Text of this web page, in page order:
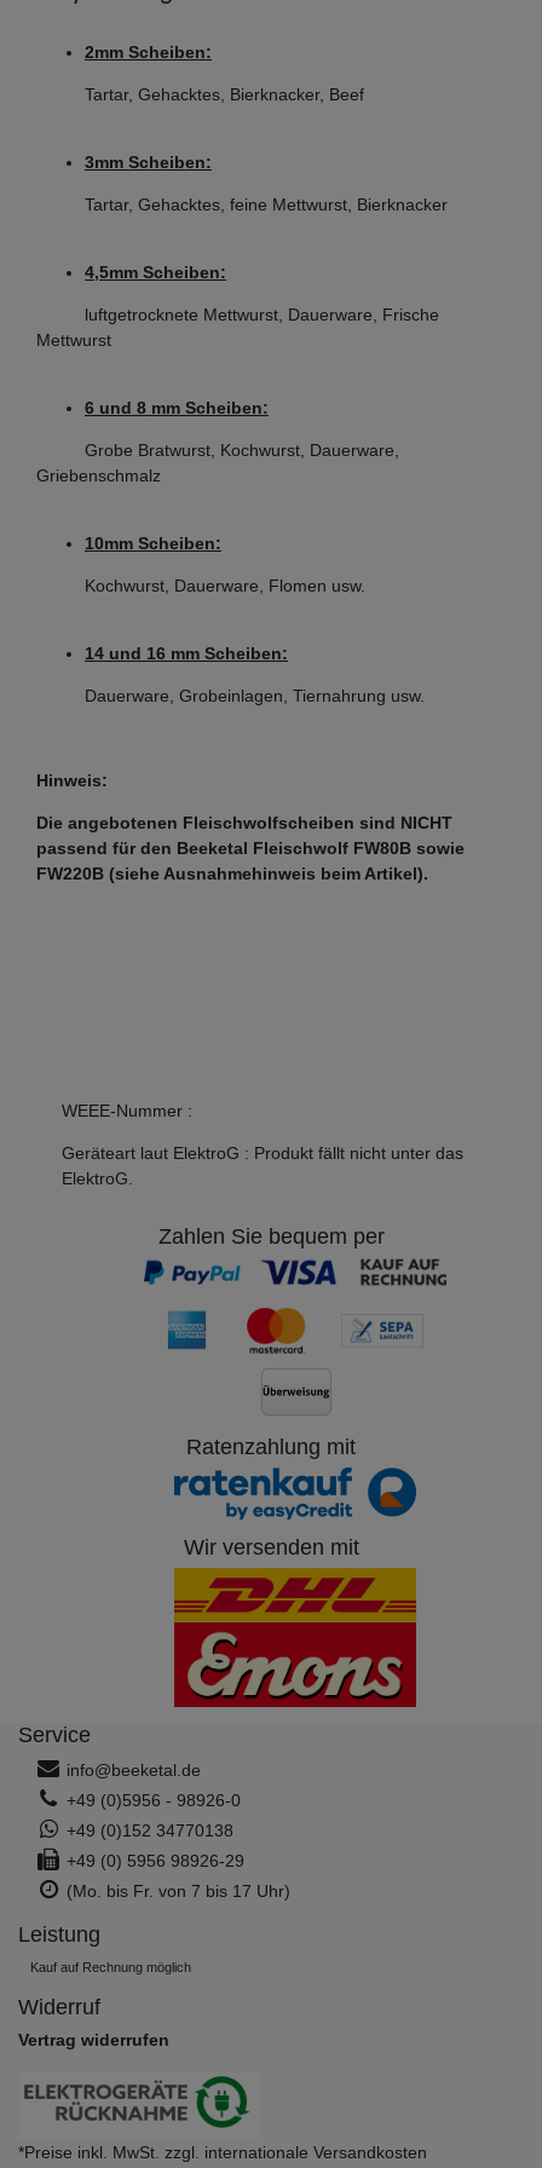
(Beispielbild)
Enterprise Gr. 22 ohne / mit Nabe:
Bohrungsdurchmesser Scheibe: 11,5 mm
Lochdurchmesser: von 2 - 16 mm wählbar
passend für Beeketal Fleischwolf FW1100
passend für Beeketal Fleischwolf FW220B
Scheibendurchmesser: 82 mm
2mm Scheiben:
Tartar, Gehacktes, Bierknacker, Beef
3mm Scheiben:
Tartar, Gehacktes, feine Mettwurst, Bierknacker
4,5mm Scheiben:
luftgetrocknete Mettwurst, Dauerware, Frische
Mettwurst
6 und 8 mm Scheiben:
Grobe Bratwurst, Kochwurst, Dauerware,
Griebenschmalz
10mm Scheiben:
Kochwurst, Dauerware, Flomen usw.
14 und 16 mm Scheiben:
Dauerware, Grobeinlagen, Tiernahrung usw.
Hinweis:
Die angebotenen Fleischwolfscheiben sind NICHT
passend für den Beeketal Fleischwolf FW80B sowie
FW220B (siehe Ausnahmehinweis beim Artikel).
WEEE-Nummer :
Geräteart laut ElektroG : Produkt fällt nicht unter das
ElektroG.
Zahlen Sie bequem per
Ratenzahlung mit
Wir versenden mit
Service
info@beeketal.de
+49 (0)5956 - 98926-0
+49 (0)152 34770138
+49 (0) 5956 98926-29
(Mo. bis Fr. von 7 bis 17 Uhr)
Leistung
Kauf auf Rechnung möglich
Widerruf
Vertrag widerrufen
*Preise inkl. MwSt. zzgl. internationale Versandkosten